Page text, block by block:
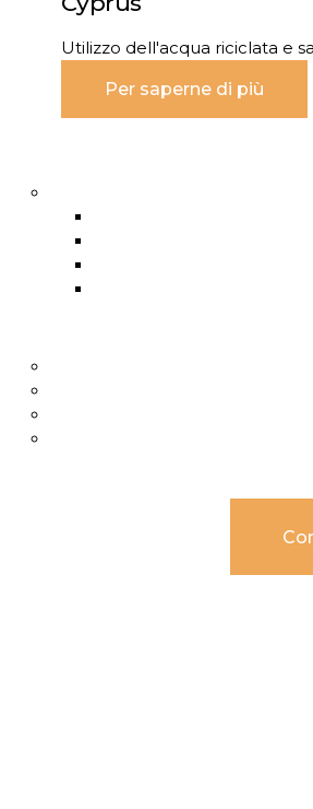
Utilizzo dell'acqua riciclata e
Per saperne di più